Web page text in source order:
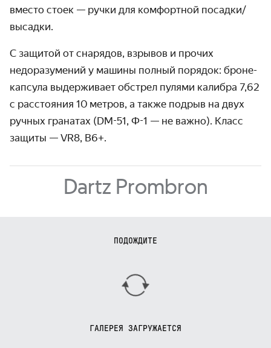
вместо стоек — ручки для комфортной посадки/
высадки.
С защитой от снарядов, взрывов и прочих
недоразуме­ний у машины полный порядок: броне­
капсула выдер­живает обстрел пулями калибра 7,62
с расстояния 10 метров, а также подрыв на двух
ручных гранатах (DM-51, Ф-1 — не важно). Класс
защиты — VR8, B6+.
Dartz Prombron
ПОДОЖДИТЕ
ГАЛЕРЕЯ ЗАГРУЖАЕТСЯ